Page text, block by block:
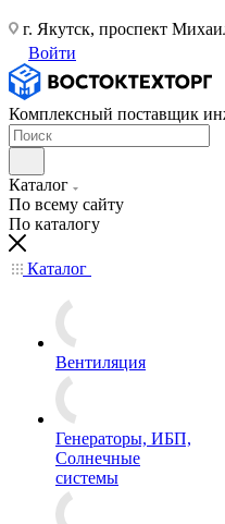
г. Якутск, проспект
Войти
Комплексный поставщик
Каталог
По всему сайту
По каталогу
Каталог
Вентиляция
Генераторы, ИБП,
Солнечные
системы